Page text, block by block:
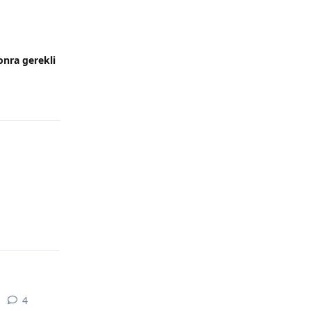
gerekli
4